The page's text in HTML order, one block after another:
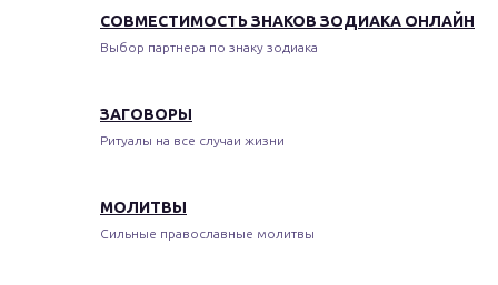
СОВМЕСТИМОСТЬ ЗНАКОВ ЗОДИАКА ОНЛАЙН
Выбор партнера по знаку зодиака
ЗАГОВОРЫ
Ритуалы на все случаи жизни
МОЛИТВЫ
Сильные православные молитвы